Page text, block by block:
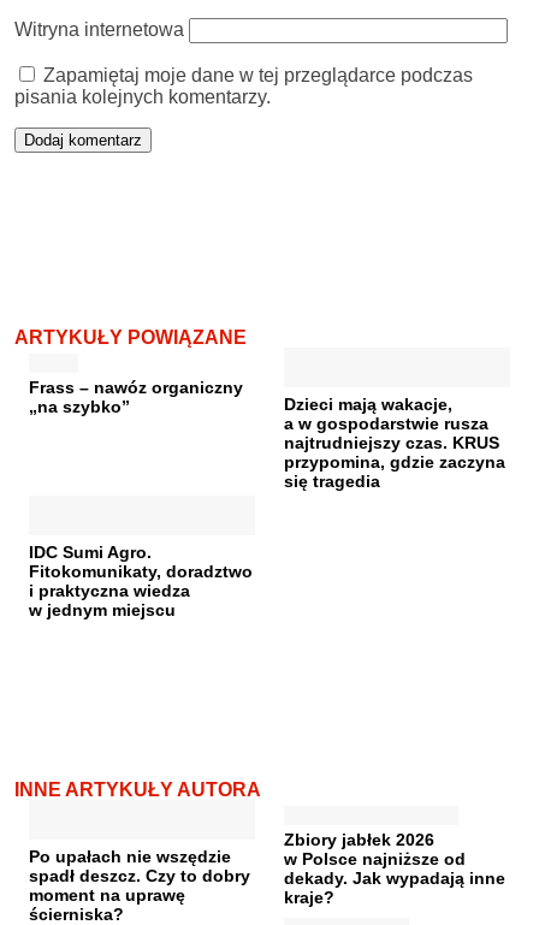
Witryna internetowa
Zapamiętaj moje dane w tej przeglądarce podczas
pisania kolejnych komentarzy.
ARTYKUŁY POWIĄZANE
Frass – nawóz organiczny
„na szybko”
Dzieci mają wakacje,
a w gospodarstwie rusza
najtrudniejszy czas. KRUS
przypomina, gdzie zaczyna
się tragedia
IDC Sumi Agro.
Fitokomunikaty, doradztwo
i praktyczna wiedza
w jednym miejscu
INNE ARTYKUŁY AUTORA
Po upałach nie wszędzie
spadł deszcz. Czy to dobry
moment na uprawę
ścierniska?
Zbiory jabłek 2026
w Polsce najniższe od
dekady. Jak wypadają inne
kraje?